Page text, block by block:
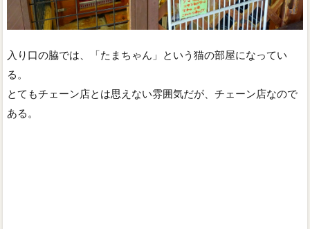
入り口の脇では、「たまちゃん」という猫の部屋になってい
る。
とてもチェーン店とは思えない雰囲気だが、チェーン店なので
ある。